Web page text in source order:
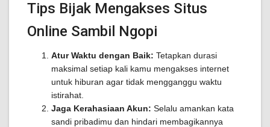
Tips Bijak Mengakses Situs
Online Sambil Ngopi
Atur Waktu dengan Baik: Tetapkan durasi
maksimal setiap kali kamu mengakses internet
untuk hiburan agar tidak mengganggu waktu
istirahat.
Jaga Kerahasiaan Akun: Selalu amankan kata
sandi pribadimu dan hindari membagikannya